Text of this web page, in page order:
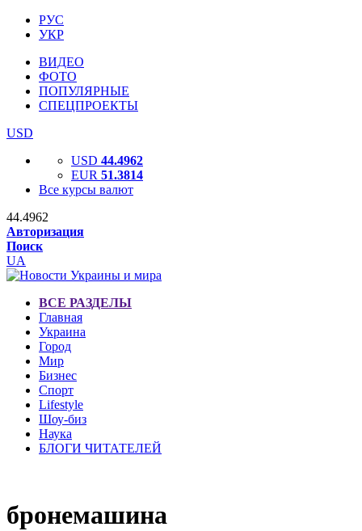
РУС
УКР
ВИДЕО
ФОТО
ПОПУЛЯРНЫЕ
СПЕЦПРОЕКТЫ
USD
USD 44.4962
EUR 51.3814
Все курсы валют
44.4962
Авторизация
Поиск
UA
ВСЕ РАЗДЕЛЫ
Главная
Украина
Город
Мир
Бизнес
Спорт
Lifestyle
Шоу-биз
Наука
БЛОГИ ЧИТАТЕЛЕЙ
бронемашина